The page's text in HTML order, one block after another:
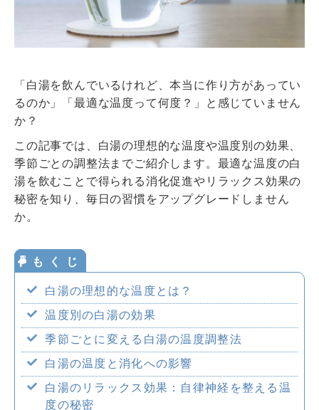
美容・健康のお水
妊娠・育児のお水 0120-032
おみず
サービスエリア
企業情報
「白湯を飲んでいるけれど、本当に作り方があってい
るのか」「最適な温度って何度？」と感じていません
か？
この記事では、白湯の理想的な温度や温度別の効果、
季節ごとの調整法までご紹介します。最適な温度の白
湯を飲むことで得られる消化促進やリラックス効果の
秘密を知り、毎日の習慣をアップグレードしません
か。
白湯の理想的な温度とは？
温度別の白湯の効果
季節ごとに変える白湯の温度調整法
白湯の温度と消化への影響
白湯のリラックス効果：自律神経を整える温
度の秘密